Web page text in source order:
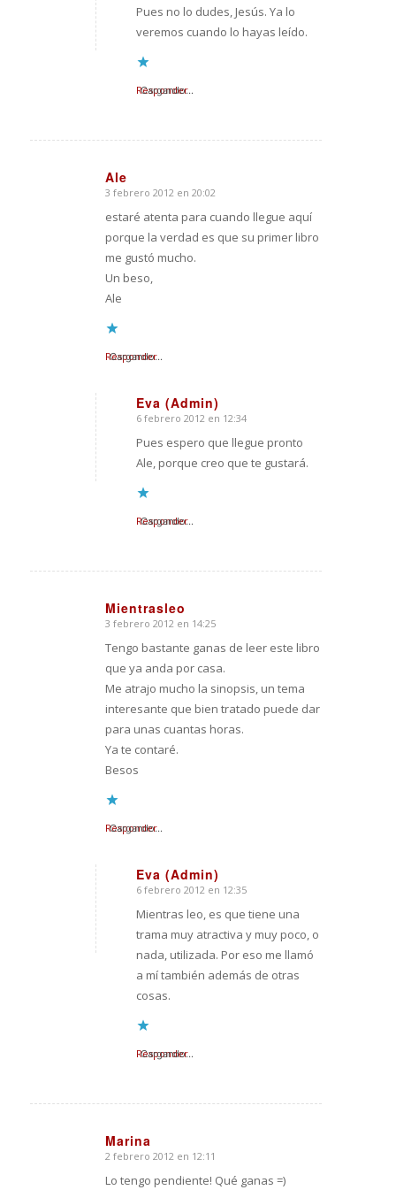
Pues no lo dudes, Jesús. Ya lo
veremos cuando lo hayas leído.
Cargando...
Responder
Ale
Dice:
3 febrero 2012 en 20:02
estaré atenta para cuando llegue aquí
porque la verdad es que su primer libro
me gustó mucho.
Un beso,
Ale
Cargando...
Responder
Eva (Admin)
Dice:
6 febrero 2012 en 12:34
Pues espero que llegue pronto
Ale, porque creo que te gustará.
Cargando...
Responder
Mientrasleo
Dice:
3 febrero 2012 en 14:25
Tengo bastante ganas de leer este libro
que ya anda por casa.
Me atrajo mucho la sinopsis, un tema
interesante que bien tratado puede dar
para unas cuantas horas.
Ya te contaré.
Besos
Cargando...
Responder
Eva (Admin)
Dice:
6 febrero 2012 en 12:35
Mientras leo, es que tiene una
trama muy atractiva y muy poco, o
nada, utilizada. Por eso me llamó
a mí también además de otras
cosas.
Cargando...
Responder
Marina
Dice:
2 febrero 2012 en 12:11
Lo tengo pendiente! Qué ganas =)